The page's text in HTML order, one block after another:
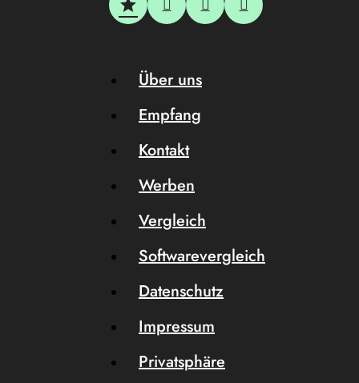
Über uns
Empfang
Kontakt
Werben
Vergleich
Softwarevergleich
Datenschutz
Impressum
Privatsphäre